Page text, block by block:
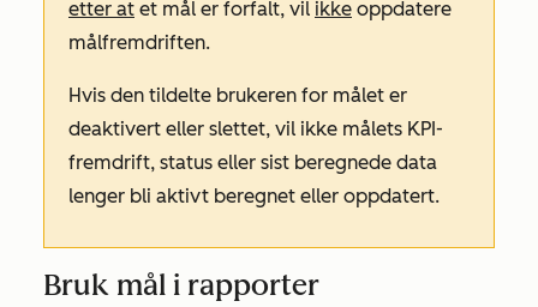
etter at et mål er forfalt, vil ikke oppdatere
målfremdriften.
Hvis den tildelte brukeren for målet er
deaktivert eller slettet, vil ikke målets KPI-
fremdrift, status eller sist beregnede data
lenger bli aktivt beregnet eller oppdatert.
Bruk mål i rapporter